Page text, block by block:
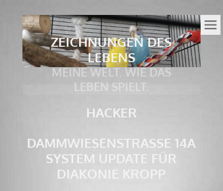
ZEICHNUNGEN DES
LEBENS
MEINE WELT. WIE DAS
LEBEN SPIELT.
HACKER
DAMMWIESENSTRASSE 14A S
YSTEM UPDATE FÜR D
IAKONIE KROPP